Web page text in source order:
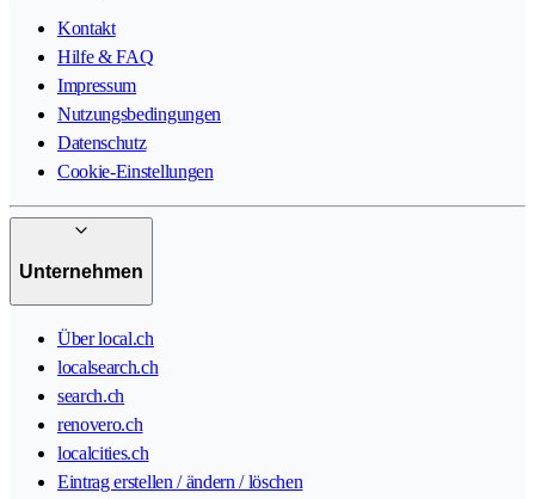
Kontakt
Hilfe & FAQ
Impressum
Nutzungsbedingungen
Datenschutz
Cookie-Einstellungen
Unternehmen
Über local.ch
localsearch.ch
search.ch
renovero.ch
localcities.ch
Eintrag erstellen / ändern / löschen